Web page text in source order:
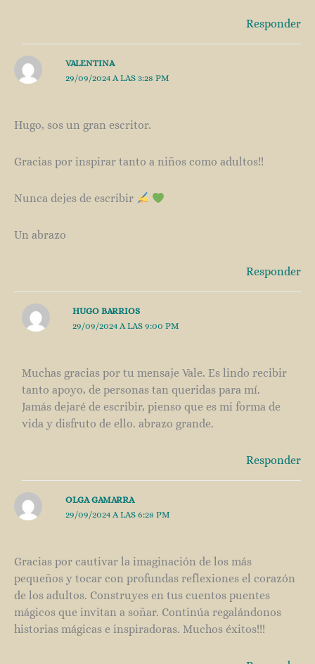
Responder
VALENTINA
29/09/2024 A LAS 3:28 PM
Hugo, sos un gran escritor.
Gracias por inspirar tanto a niños como adultos!!
Nunca dejes de escribir
Un abrazo
Responder
HUGO BARRIOS
29/09/2024 A LAS 9:00 PM
Muchas gracias por tu mensaje Vale. Es lindo recibir
tanto apoyo, de personas tan queridas para mí.
Jamás dejaré de escribir, pienso que es mi forma de
vida y disfruto de ello. abrazo grande.
Responder
OLGA GAMARRA
29/09/2024 A LAS 6:28 PM
Gracias por cautivar la imaginación de los más
pequeños y tocar con profundas reflexiones el corazón
de los adultos. Construyes en tus cuentos puentes
mágicos que invitan a soñar. Continúa regalándonos
historias mágicas e inspiradoras. Muchos éxitos!!!